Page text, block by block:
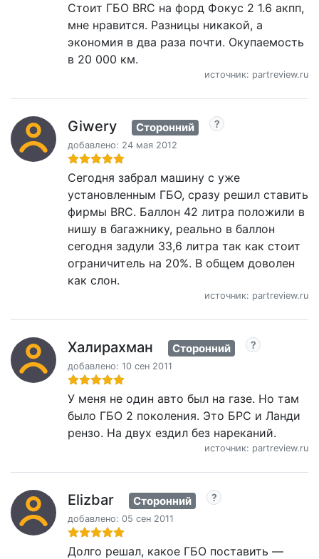
Стоит ГБО BRC на форд Фокус 2 1.6 акпп,
мне нравится. Разницы никакой, а
экономия в два раза почти. Окупаемость
в 20 000 км.
источник: partreview.ru
Giwery Сторонний
добавлено: 24 мая 2012
Сегодня забрал машину с уже
установленным ГБО, сразу решил ставить
фирмы BRC. Баллон 42 литра положили в
нишу в багажнику, реально в баллон
сегодня задули 33,6 литра так как стоит
ограничитель на 20%. В общем доволен
как слон.
источник: partreview.ru
Халирахман Сторонний
добавлено: 10 сен 2011
У меня не один авто был на газе. Но там
было ГБО 2 поколения. Это БРС и Ланди
рензо. На двух ездил без нареканий.
источник: partreview.ru
Elizbar Сторонний
добавлено: 05 сен 2011
Долго решал, какое ГБО поставить —